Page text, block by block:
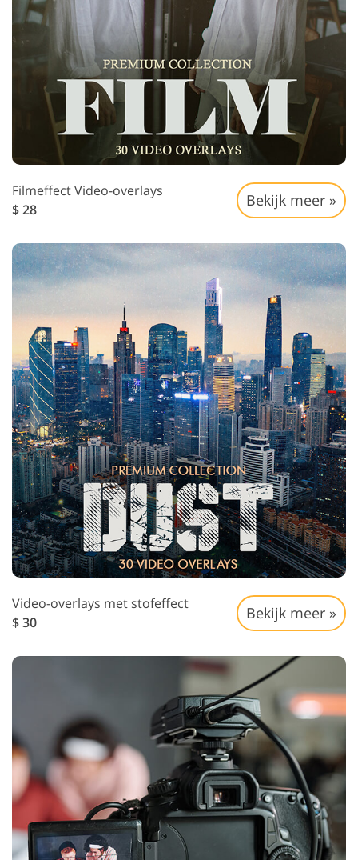
Filmeffect Video-overlays
$ 28
Bekijk meer »
Video-overlays met stofeffect
$ 30
Bekijk meer »